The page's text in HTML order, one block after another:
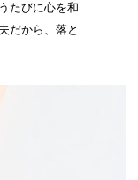
たびに心を和
だから、落と